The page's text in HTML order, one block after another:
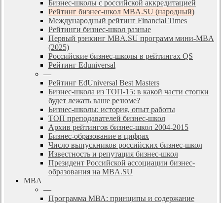
Бизнес-школы с российской аккредитацией
Рейтинг бизнес-школ MBA.SU (народный)
Международный рейтинг Financial Times
Рейтинги бизнес-школ разные
Первый рэнкинг MBA.SU программ мини-MBA
(2025)
Российские бизнес-школы в рейтингах QS
Рейтинг Eduniversal
—
Рейтинг EdUniversal Best Masters
Бизнес-школа из ТОП-15: в какой части стопки
будет лежать ваше резюме?
Бизнес-школы: история, опыт работы
ТОП преподавателей бизнес-школ
Архив рейтингов бизнес-школ 2004-2015
Бизнес-образование в цифрах
Число выпускников российских бизнес-школ
Известность и репутация бизнес-школ
Президент Российской ассоциации бизнес-
образования на MBA.SU
MBA
—
Программа МВА: принципы и содержание